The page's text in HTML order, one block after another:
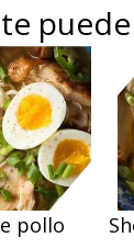
pollo